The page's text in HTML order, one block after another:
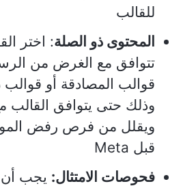
للقالب
المحتوى ذو الصلة: اختر
تتوافق مع الغرض من
قوالب المصادقة أو قوالب
وذلك حتى يتوافق القالب
ويقلل من فرص رفض
قبل Meta
فحوصات الامتثال: يجب أن